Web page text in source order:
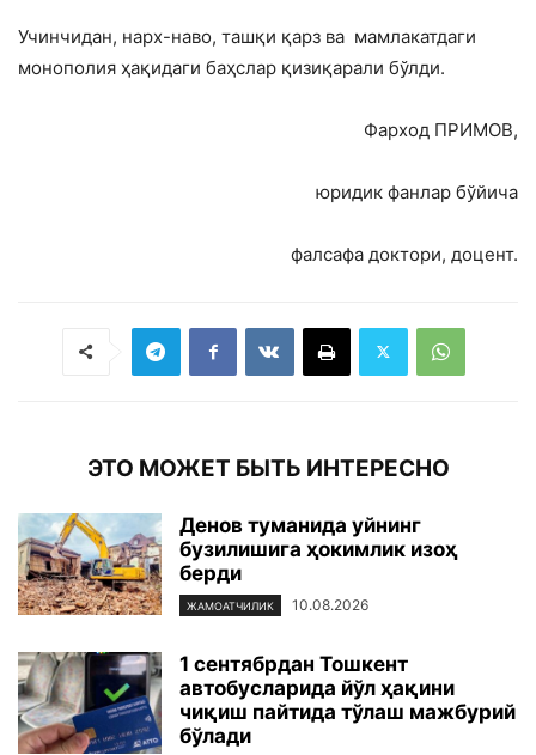
Учинчидан, нарх-наво, ташқи қарз ва мамлакатдаги
монополия ҳақидаги баҳслар қизиқарали бўлди.
Фарход ПРИМОВ,
юридик фанлар бўйича
фалсафа доктори, доцент.
ЭТО МОЖЕТ БЫТЬ ИНТЕРЕСНО
Денов туманида уйнинг
бузилишига ҳокимлик изоҳ
берди
ЖАМОАТЧИЛИК 10.08.2026
1 сентябрдан Тошкент
автобусларида йўл ҳақини
чиқиш пайтида тўлаш мажбурий
бўлади